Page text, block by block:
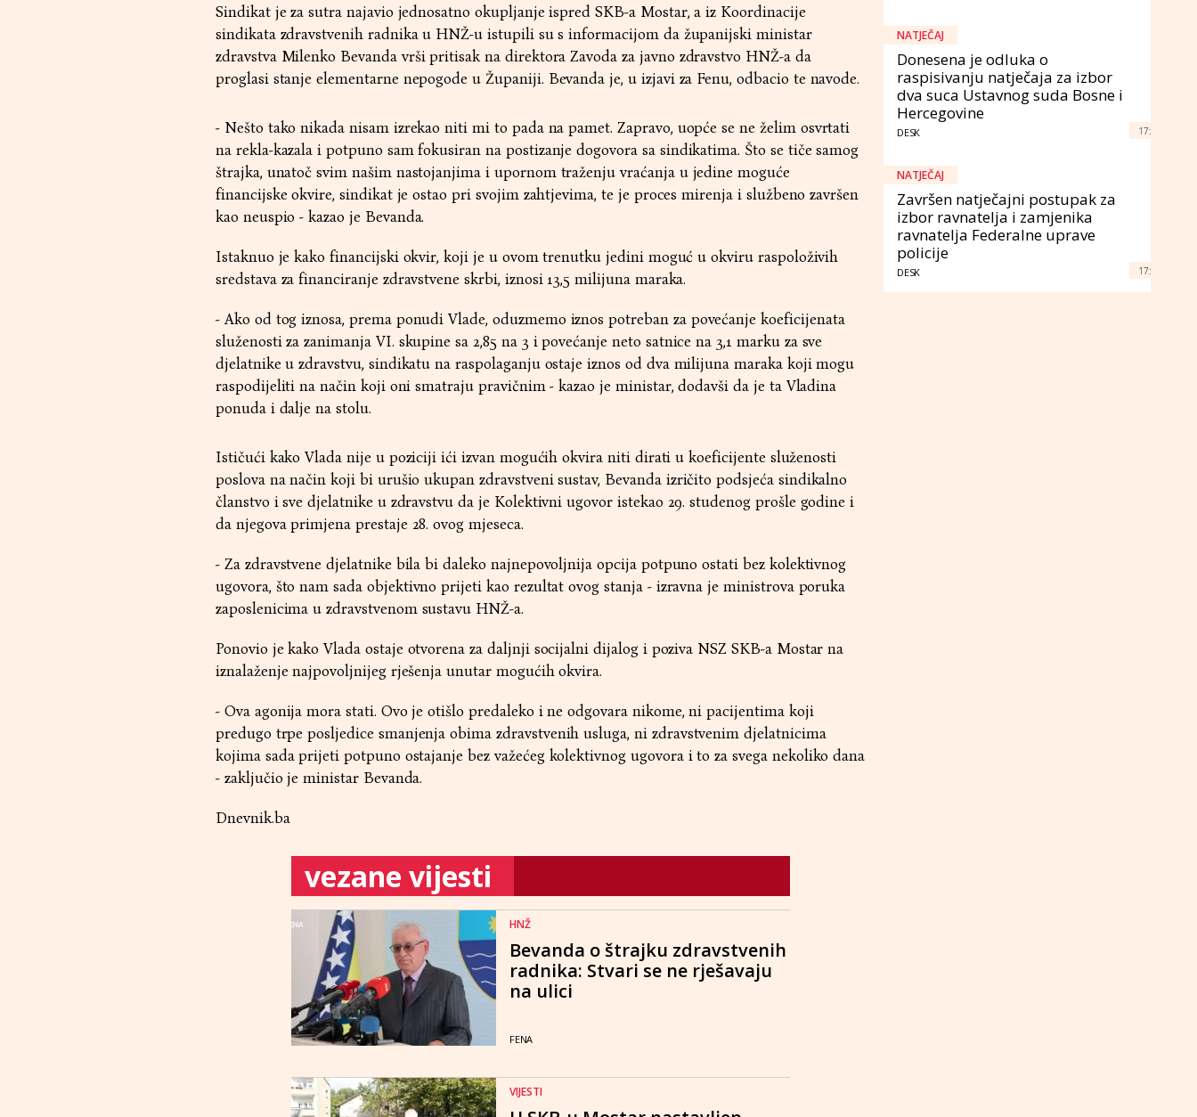
Sindikat je za sutra najavio jednosatno okupljanje ispred SKB-a Mostar, a iz Koordinacije
sindikata zdravstvenih radnika u HNŽ-u istupili su s informacijom da županijski ministar
zdravstva Milenko Bevanda vrši pritisak na direktora Zavoda za javno zdravstvo HNŽ-a da
proglasi stanje elementarne nepogode u Županiji. Bevanda je, u izjavi za Fenu, odbacio te navode.
- Nešto tako nikada nisam izrekao niti mi to pada na pamet. Zapravo, uopće se ne želim osvrtati
na rekla-kazala i potpuno sam fokusiran na postizanje dogovora sa sindikatima. Što se tiče samog
štrajka, unatoč svim našim nastojanjima i upornom traženju vraćanja u jedine moguće
financijske okvire, sindikat je ostao pri svojim zahtjevima, te je proces mirenja i službeno završen
kao neuspio - kazao je Bevanda.
Istaknuo je kako financijski okvir, koji je u ovom trenutku jedini moguć u okviru raspoloživih
sredstava za financiranje zdravstvene skrbi, iznosi 13,5 milijuna maraka.
- Ako od tog iznosa, prema ponudi Vlade, oduzmemo iznos potreban za povećanje koeficijenata
služenosti za zanimanja VI. skupine sa 2,85 na 3 i povećanje neto satnice na 3,1 marku za sve
djelatnike u zdravstvu, sindikatu na raspolaganju ostaje iznos od dva milijuna maraka koji mogu
raspodijeliti na način koji oni smatraju pravičnim - kazao je ministar, dodavši da je ta Vladina
ponuda i dalje na stolu.
Ističući kako Vlada nije u poziciji ići izvan mogućih okvira niti dirati u koeficijente služenosti
poslova na način koji bi urušio ukupan zdravstveni sustav, Bevanda izričito podsjeća sindikalno
članstvo i sve djelatnike u zdravstvu da je Kolektivni ugovor istekao 29. studenog prošle godine i
da njegova primjena prestaje 28. ovog mjeseca.
- Za zdravstvene djelatnike bila bi daleko najnepovoljnija opcija potpuno ostati bez kolektivnog
ugovora, što nam sada objektivno prijeti kao rezultat ovog stanja - izravna je ministrova poruka
zaposlenicima u zdravstvenom sustavu HNŽ-a.
Ponovio je kako Vlada ostaje otvorena za daljnji socijalni dijalog i poziva NSZ SKB-a Mostar na
iznalaženje najpovoljnijeg rješenja unutar mogućih okvira.
- Ova agonija mora stati. Ovo je otišlo predaleko i ne odgovara nikome, ni pacijentima koji
predugo trpe posljedice smanjenja obima zdravstvenih usluga, ni zdravstvenim djelatnicima
kojima sada prijeti potpuno ostajanje bez važećeg kolektivnog ugovora i to za svega nekoliko dana
- zaključio je ministar Bevanda.
Dnevnik.ba
vezane vijesti
HNŽ
Bevanda o štrajku zdravstvenih
radnika: Stvari se ne rješavaju
na ulici
FENA
VIJESTI
NATJEČAJ
Donesena je odluka o
raspisivanju natječaja za izbor
dva suca Ustavnog suda Bosne i
Hercegovine
DESK 17:
NATJEČAJ
Završen natječajni postupak za
izbor ravnatelja i zamjenika
ravnatelja Federalne uprave
policije
DESK 17: